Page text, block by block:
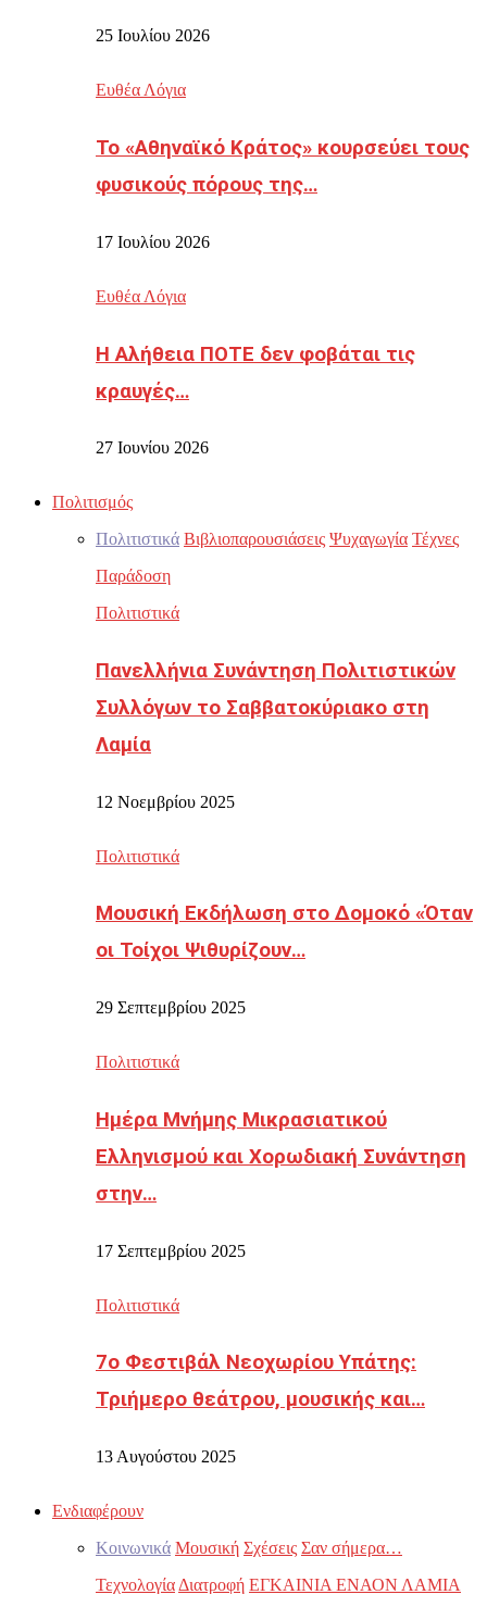
25 Ιουλίου 2026
Ευθέα Λόγια
Το «Αθηναϊκό Κράτος» κουρσεύει τους
φυσικούς πόρους της…
17 Ιουλίου 2026
Ευθέα Λόγια
Η Αλήθεια ΠΟΤΕ δεν φοβάται τις
κραυγές…
27 Ιουνίου 2026
Πολιτισμός
Πολιτιστικά Βιβλιοπαρουσιάσεις Ψυχαγωγία Τέχνες
Παράδοση
Πολιτιστικά
Πανελλήνια Συνάντηση Πολιτιστικών
Συλλόγων το Σαββατοκύριακο στη
Λαμία
12 Νοεμβρίου 2025
Πολιτιστικά
Μουσική Εκδήλωση στο Δομοκό «Όταν
οι Τοίχοι Ψιθυρίζουν…
29 Σεπτεμβρίου 2025
Πολιτιστικά
Ημέρα Μνήμης Μικρασιατικού
Ελληνισμού και Χορωδιακή Συνάντηση
στην…
17 Σεπτεμβρίου 2025
Πολιτιστικά
7ο Φεστιβάλ Νεοχωρίου Υπάτης:
Τριήμερο θεάτρου, μουσικής και…
13 Αυγούστου 2025
Ενδιαφέρουν
Κοινωνικά Μουσική Σχέσεις Σαν σήμερα…
Τεχνολογία Διατροφή ΕΓΚΑΙΝΙΑ ΕΝΑΟΝ ΛΑΜΙΑ